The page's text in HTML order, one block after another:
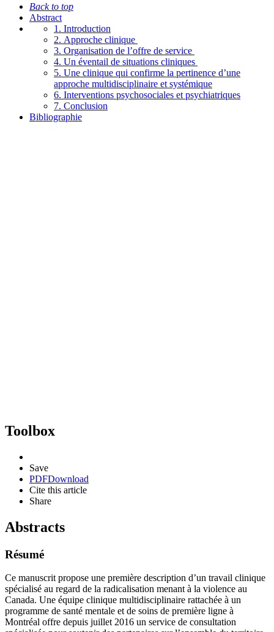
Back to top
Abstract
1. Introduction
2. Approche clinique
3. Organisation de l’offre de service
4. Un éventail de situations cliniques
5. Une clinique qui confirme la pertinence d’une
approche multidisciplinaire et systémique
6. Interventions psychosociales et psychiatriques
7. Conclusion
Bibliographie
Toolbox
Save
PDFDownload
Cite this article
Share
Abstracts
Résumé
Ce manuscrit propose une première description d’un travail clinique
spécialisé au regard de la radicalisation menant à la violence au
Canada. Une équipe clinique multidisciplinaire rattachée à un
programme de santé mentale et de soins de première ligne à
Montréal offre depuis juillet 2016 un service de consultation